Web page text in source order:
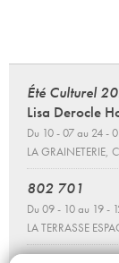
Été Culturel
Lisa Derocle
Du 10 - 07 au 24 -
LA GRAINETERIE,
802 701
Du 09 - 10 au 19 -
LA TERRASSE